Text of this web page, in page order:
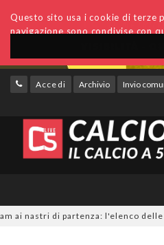
Questo sito usa i cookie di terze
navigazione sono condivise con
Accedi Archivio Invio
nastri di partenza: l'elenco delle